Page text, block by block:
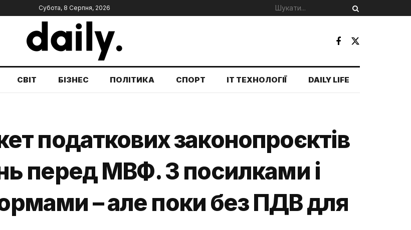
Субота, 8 Серпня, 2026
СВІТ БІЗНЕС ПОЛІТИКА СПОРТ IT ТЕХНОЛОГІЇ DAILY LIFE
податкових законопроєктів
перед МВФ. З посилками і
– але поки без ПДВ для